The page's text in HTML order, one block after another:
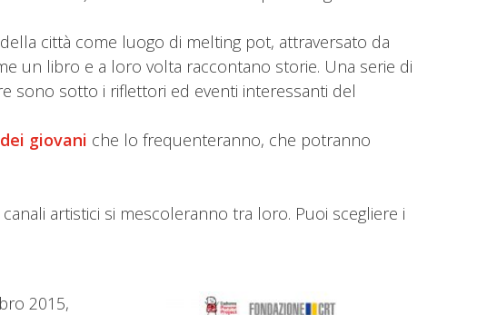
città come luogo di melting pot, attraversato da
un libro e a loro volta raccontano storie. Una serie di
sono sotto i riflettori ed eventi interessanti del
giovani che lo frequenteranno, che potranno
artistici si mescoleranno tra loro. Puoi scegliere i
2015,